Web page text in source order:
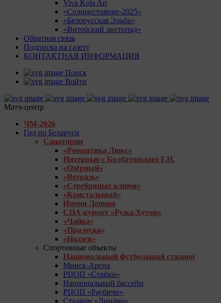
Viva Kola Art
«Солнцестояние-2025»
«Белорусская Эльба»
«Витебский листопад»
Обратная связь
Подписка на газету
КОНТАКТНАЯ ИНФОРМАЦИЯ
Поиск
Войти
Матч-центр
ЧМ-2026
Гид по Беларуси
Санатории
«Романтика Люкс»
Интервью с Болбатовским Г.Н.
«Озёрный»
«Ветразь»
«Серебряные ключи»
«Кристальный»
Имени Ленина
СПА-курорт «Ружа-Хутор»
«Чайка»
«Пралеска»
«Надзея»
Спортивные объекты
Национальный футбольный стадион
Минск-Арена
РЦОП «Стайки»
Национальный бассейн
РЦОП «Раубичи»
Стадион «Динамо»